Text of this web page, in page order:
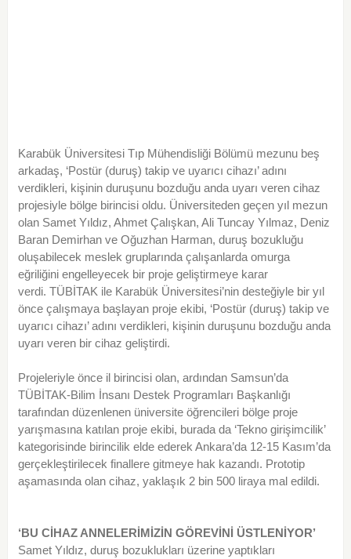
Karabük Üniversitesi Tıp Mühendisliği Bölümü mezunu beş
arkadaş, ‘Postür (duruş) takip ve uyarıcı cihazı’ adını
verdikleri, kişinin duruşunu bozduğu anda uyarı veren cihaz
projesiyle bölge birincisi oldu. Üniversiteden geçen yıl mezun
olan Samet Yıldız, Ahmet Çalışkan, Ali Tuncay Yılmaz, Deniz
Baran Demirhan ve Oğuzhan Harman, duruş bozukluğu
oluşabilecek meslek gruplarında çalışanlarda omurga
eğriliğini engelleyecek bir proje geliştirmeye karar
verdi. TÜBİTAK ile Karabük Üniversitesi’nin desteğiyle bir yıl
önce çalışmaya başlayan proje ekibi, ‘Postür (duruş) takip ve
uyarıcı cihazı’ adını verdikleri, kişinin duruşunu bozduğu anda
uyarı veren bir cihaz geliştirdi.
Projeleriyle önce il birincisi olan, ardından Samsun’da
TÜBİTAK-Bilim İnsanı Destek Programları Başkanlığı
tarafından düzenlenen üniversite öğrencileri bölge proje
yarışmasına katılan proje ekibi, burada da ‘Tekno girişimcilik’
kategorisinde birincilik elde ederek Ankara’da 12-15 Kasım’da
gerçekleştirilecek finallere gitmeye hak kazandı. Prototip
aşamasında olan cihaz, yaklaşık 2 bin 500 liraya mal edildi.
‘BU CİHAZ ANNELERİMİZİN GÖREVİNİ ÜSTLENİYOR’
Samet Yıldız, duruş bozuklukları üzerine yaptıkları